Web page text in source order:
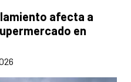
afecta a
en